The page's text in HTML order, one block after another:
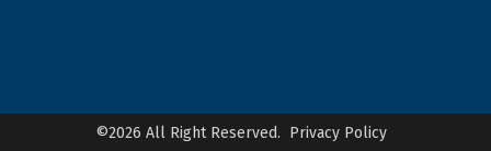
©2026 All Right Reserved. Privacy Policy